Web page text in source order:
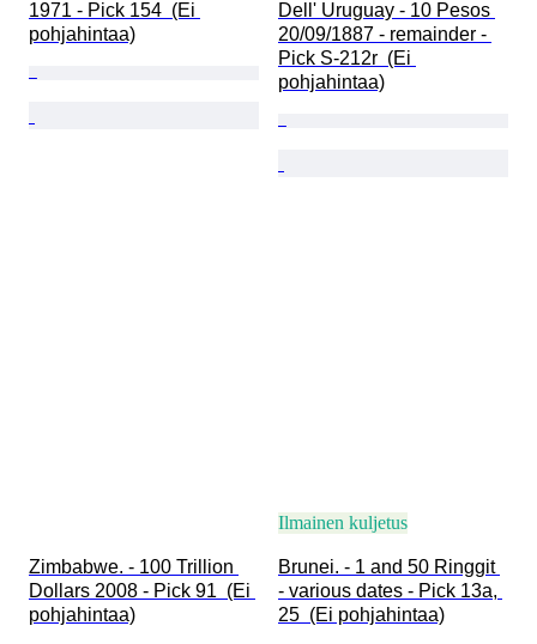
1971 - Pick 154  (Ei
pohjahintaa)
Dell' Uruguay - 10 Pesos
20/09/1887 - remainder -
Pick S-212r  (Ei
pohjahintaa)
Zimbabwe. - 100 Trillion
Dollars 2008 - Pick 91  (Ei
pohjahintaa)
Ilmainen kuljetus
Brunei. - 1 and 50 Ringgit
- various dates - Pick 13a,
25  (Ei pohjahintaa)